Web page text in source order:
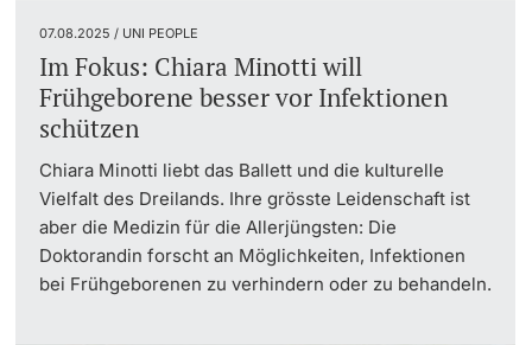
07.08.2025 / UNI PEOPLE
Im Fokus: Chiara Minotti will
Frühgeborene besser vor Infektionen
schützen
Chiara Minotti liebt das Ballett und die kulturelle
Vielfalt des Dreilands. Ihre grösste Leidenschaft ist
aber die Medizin für die Allerjüngsten: Die
Doktorandin forscht an Möglichkeiten, Infektionen
bei Frühgeborenen zu verhindern oder zu behandeln.